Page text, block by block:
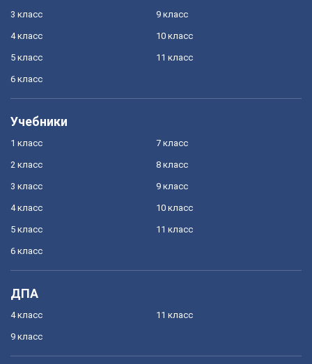
3 класс
4 класс
5 класс
6 класс
9 класс
10 класс
11 класс
Учебники
1 класс
2 класс
3 класс
4 класс
5 класс
6 класс
7 класс
8 класс
9 класс
10 класс
11 класс
ДПА
4 класс
9 класс
11 класс